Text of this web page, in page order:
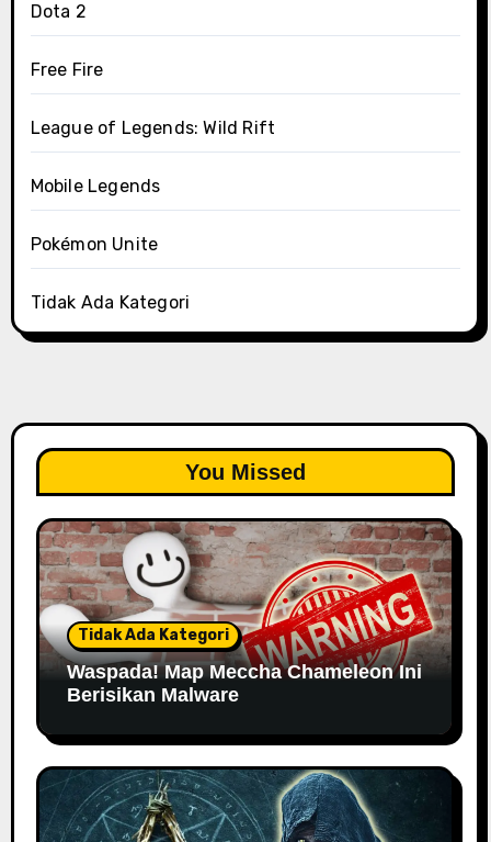
Dota 2
Free Fire
League of Legends: Wild Rift
Mobile Legends
Pokémon Unite
Tidak Ada Kategori
You Missed
Tidak Ada Kategori
Waspada! Map Meccha Chameleon Ini
Berisikan Malware